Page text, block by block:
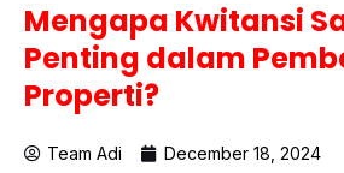
Mengapa Kwitansi
Penting dalam
Properti?
Team Adi December 18, 2024